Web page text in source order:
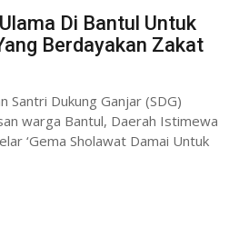
Di Bantul Untuk
Berdayakan Zakat
Santri Dukung Ganjar (SDG)
warga Bantul, Daerah Istimewa
‘Gema Sholawat Damai Untuk